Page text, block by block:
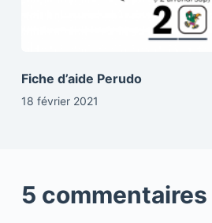
Fiche d’aide Perudo
18 février 2021
5 commentaires